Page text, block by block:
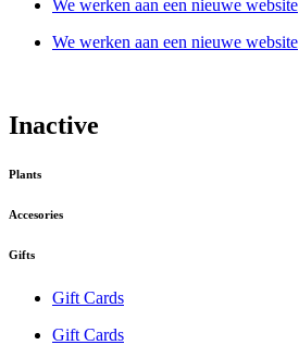
We werken aan een nieuwe website
We werken aan een nieuwe website
Inactive
Plants
Accesories
Gifts
Gift Cards
Gift Cards